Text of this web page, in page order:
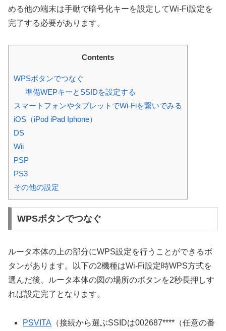
める他の端末は手動で暗号化キーを設定してWi-Fi設定を
完了する必要があります。
Contents
WPSボタンでつなぐ
準備WEPキーとSSIDを設定する
スマートフォンやタブレットでWi-Fiを繋いでみる
iOS（iPod iPad Iphone）
DS
Wii
PSP
PS3
その他の設定
WPSボタンでつなぐ
ルータ本体の上の部分にWPS設定を行うことができるボ
タンがあります。以下の2機種はWi-Fi設定時WPS方式を
選んだ後、ルータ本体の図の場所のボタンを2秒長押しす
れば設定完了となります。
PSVITA （接続から選ぶSSIDは002687****（任意の番